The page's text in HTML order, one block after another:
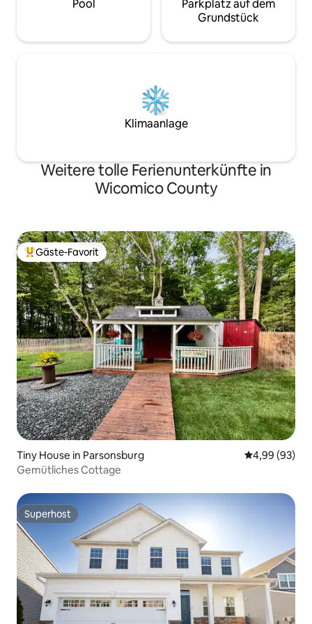
Pool
Parkplatz auf dem
Grundstück
Klimaanlage
Weitere tolle Ferienunterkünfte in
Wicomico County
Beliebter Gäste-Favorit.
Gäste-Favorit
Tiny House in Parsonsburg
4,99 (93)
Gemütliches Cottage
Superhost
Superhost